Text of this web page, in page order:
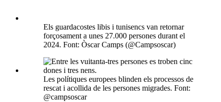
Els guardacostes libis i tunisencs van retornar
forçosament a unes 27.000 persones durant el
2024. Font: Òscar Camps (@Campsoscar)
Les polítiques europees blinden els processos de
rescat i acollida de les persones migrades. Font:
@campsoscar